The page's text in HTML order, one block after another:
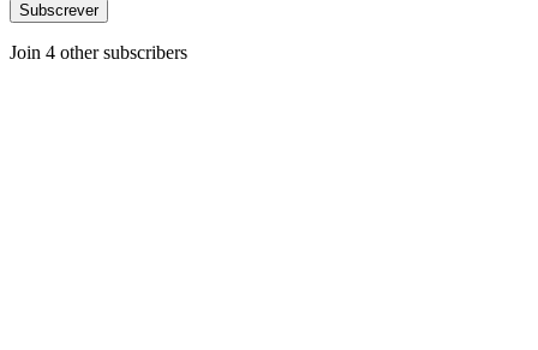
Subscrever
Join 4 other subscribers